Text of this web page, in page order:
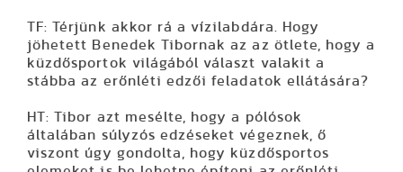
TF: Térjünk akkor rá a vízilabdára. Hogy
jöhetett Benedek Tibornak az az ötlete, hogy a
küzdősportok világából választ valakit a
stábba az erőnléti edzői feladatok ellátására?
HT: Tibor azt mesélte, hogy a pólósok
általában súlyzós edzéseket végeznek, ő
viszont úgy gondolta, hogy küzdősportos